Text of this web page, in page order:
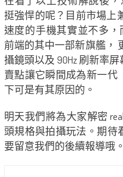
挺強悍的呢？目前市場上
速度的手機其實並不多，
前端的其中一部新旗艦，
攝鏡頭以及 90Hz 刷新率
賣點讓它瞬間成為新一代
下可是有其原因的。
明天我們將為大家解密
頭規格與拍攝玩法。期待
要留意我們的後續報導哦。